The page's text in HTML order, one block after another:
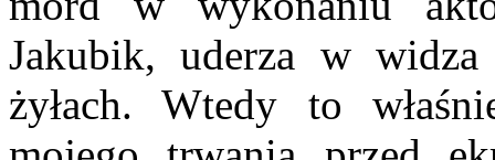
Jakubik, uderza w
żyłach. Wtedy to